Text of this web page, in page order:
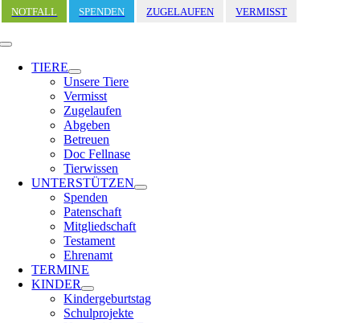
Zum
Inhalt
springen
NOTFALL SPENDEN ZUGELAUFEN VERMISST
Toggle
Navigation
TIERE
Unsere Tiere
Vermisst
Zugelaufen
Abgeben
Betreuen
Doc Fellnase
Tierwissen
UNTERSTÜTZEN
Spenden
Patenschaft
Mitgliedschaft
Testament
Ehrenamt
TERMINE
KINDER
Kindergeburtstag
Schulprojekte